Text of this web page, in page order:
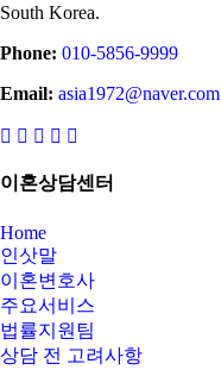
South Korea.
Phone: 010-5856-9999
Email: asia1972@naver.com
이혼상담센터
Home
인삿말
이혼변호사
주요서비스
법률지원팀
상담 전 고려사항